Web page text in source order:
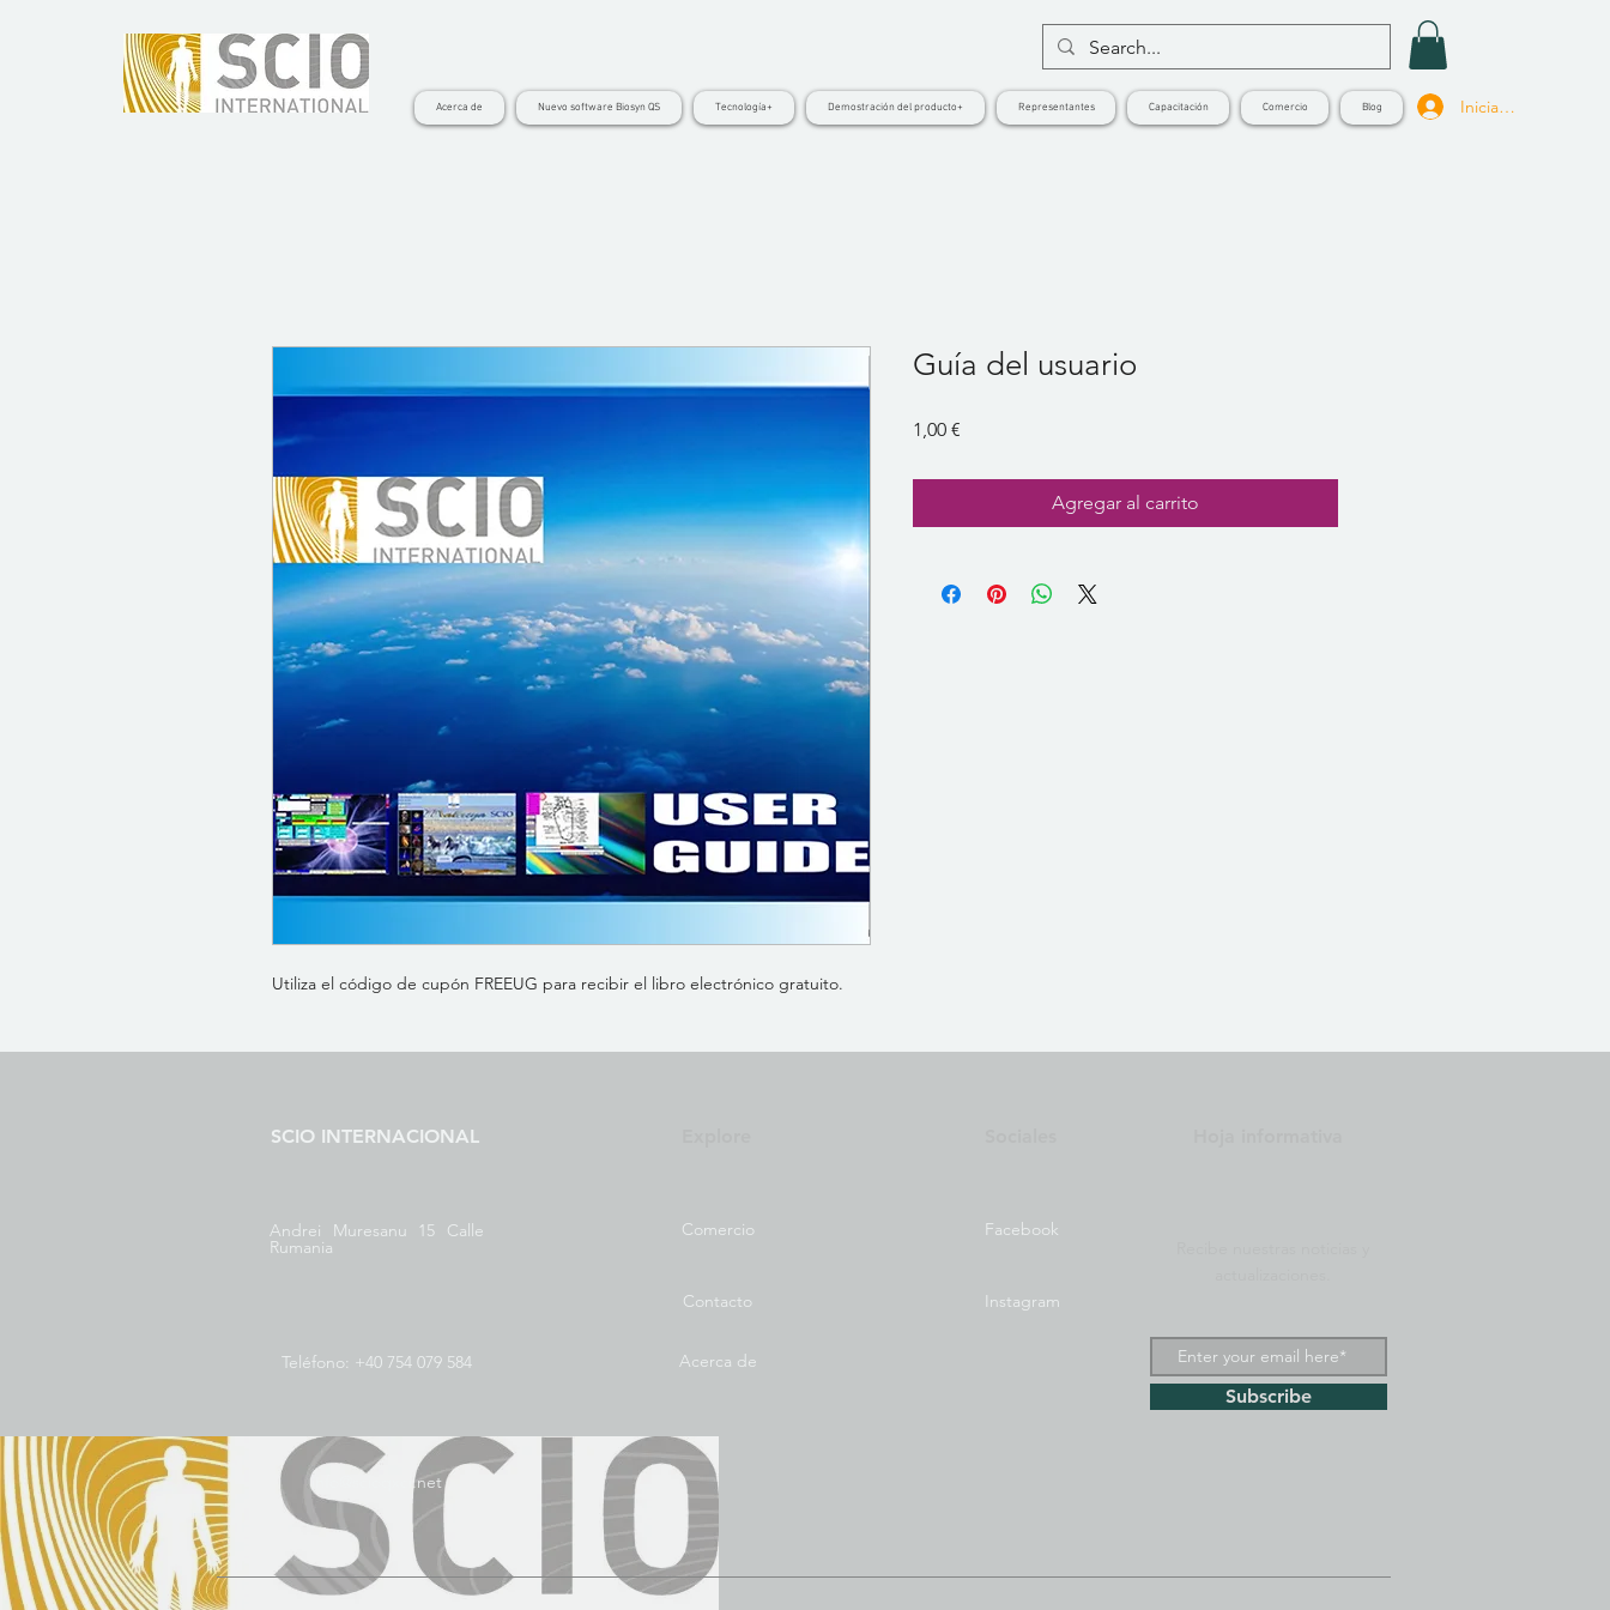
Acerca de Nuevo software Biosyn QS Tecnología+ Demostración del producto+ Representantes Capacitación Comercio Blog Iniciar sesión
Utiliza el código de cupón FREEUG para recibir el libro electrónico gratuito.
Guía del usuario
1,00 €
Agregar al carrito
SCIO INTERNACIONAL
Andrei Muresanu 15 Calle
Rumania
Teléfono: +40 754 079 584
Comercio
Contacto
Acerca de
Facebook
Instagram
Subscribe
info@scioqxci.net